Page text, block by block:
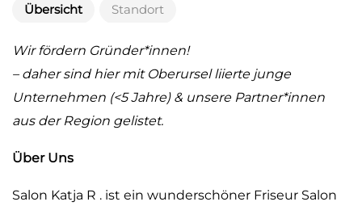
Übersicht Standort
Wir fördern Gründer*innen!
– daher sind hier mit Oberursel liierte junge
Unternehmen (<5 Jahre) & unsere Partner*innen
aus der Region gelistet.
Über Uns
Salon Katja R . ist ein wunderschöner Friseur Salon